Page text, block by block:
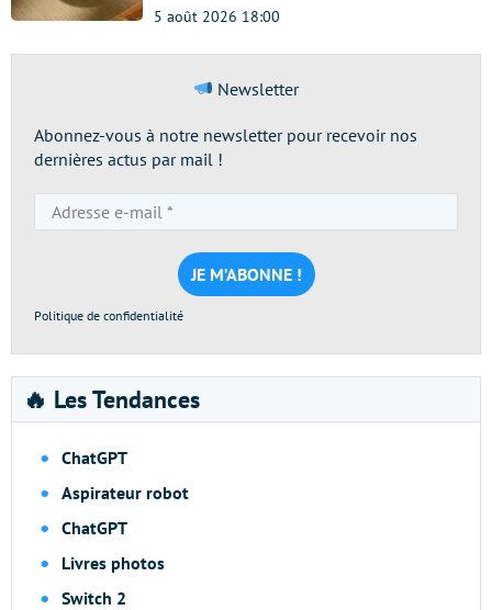
5 août 2026 18:00
Newsletter
Abonnez-vous à notre newsletter pour recevoir nos
dernières actus par mail !
e-
mail
*
Politique de confidentialité
🔥 Les Tendances
ChatGPT
Aspirateur robot
ChatGPT
Livres photos
Switch 2